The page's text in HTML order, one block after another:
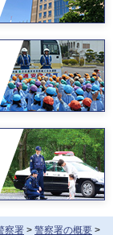
察署 > 警察署の概要 >